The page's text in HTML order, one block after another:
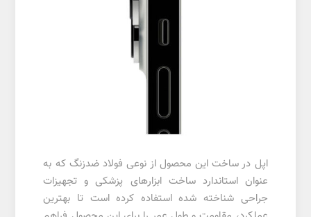
اپل در ساخت این محصول از نوعی فولاد ضدزنگ که به
عنوان استاندارد ساخت ابزارهای پزشکی و تجهیزات
جراحی شناخته شده استفاده کرده است تا بهترین